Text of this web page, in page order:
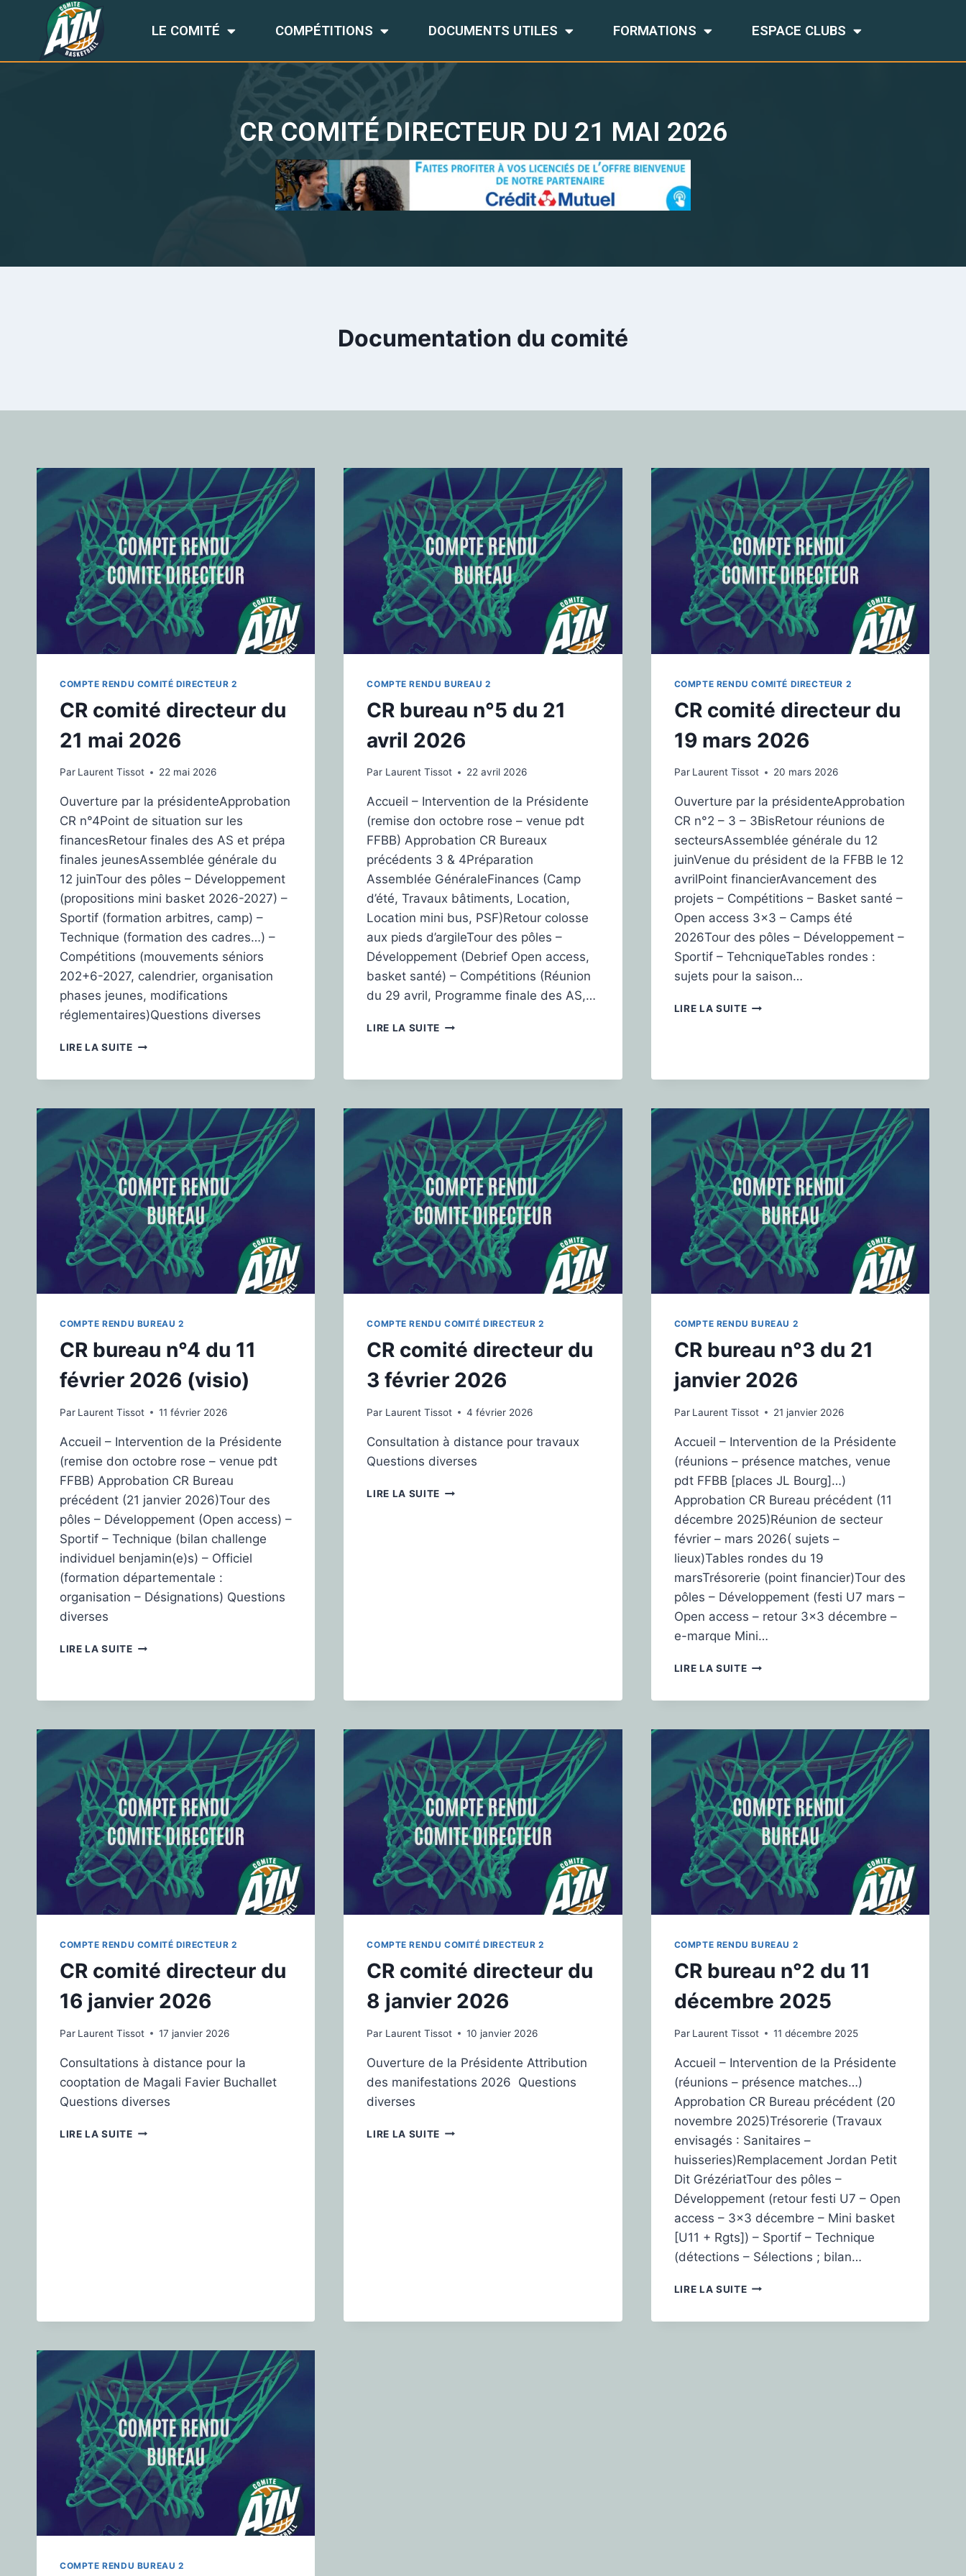
LE COMITÉ COMPÉTITIONS DOCUMENTS UTILES FORMATIONS ESPACE CLUBS
CR COMITÉ DIRECTEUR DU 21 MAI 2026
Documentation du comité
COMPTE RENDU COMITÉ DIRECTEUR 2
CR comité directeur du
21 mai 2026
Par Laurent Tissot 22 mai 2026
Ouverture par la présidenteApprobation
CR n°4Point de situation sur les
financesRetour finales des AS et prépa
finales jeunesAssemblée générale du
12 juinTour des pôles – Développement
(propositions mini basket 2026-2027) –
Sportif (formation arbitres, camp) –
Technique (formation des cadres…) –
Compétitions (mouvements séniors
202+6-2027, calendrier, organisation
phases jeunes, modifications
réglementaires)Questions diverses
LIRE LA SUITE
COMPTE RENDU BUREAU 2
CR bureau n°5 du 21
avril 2026
Par Laurent Tissot 22 avril 2026
Accueil – Intervention de la Présidente
(remise don octobre rose – venue pdt
FFBB) Approbation CR Bureaux
précédents 3 & 4Préparation
Assemblée GénéraleFinances (Camp
d’été, Travaux bâtiments, Location,
Location mini bus, PSF)Retour colosse
aux pieds d’argileTour des pôles –
Développement (Debrief Open access,
basket santé) – Compétitions (Réunion
du 29 avril, Programme finale des AS,…
LIRE LA SUITE
COMPTE RENDU COMITÉ DIRECTEUR 2
CR comité directeur du
19 mars 2026
Par Laurent Tissot 20 mars 2026
Ouverture par la présidenteApprobation
CR n°2 – 3 – 3BisRetour réunions de
secteursAssemblée générale du 12
juinVenue du président de la FFBB le 12
avrilPoint financierAvancement des
projets – Compétitions – Basket santé –
Open access 3×3 – Camps été
2026Tour des pôles – Développement –
Sportif – TehcniqueTables rondes :
sujets pour la saison…
LIRE LA SUITE
COMPTE RENDU BUREAU 2
CR bureau n°4 du 11
février 2026 (visio)
Par Laurent Tissot 11 février 2026
Accueil – Intervention de la Présidente
(remise don octobre rose – venue pdt
FFBB) Approbation CR Bureau
précédent (21 janvier 2026)Tour des
pôles – Développement (Open access) –
Sportif – Technique (bilan challenge
individuel benjamin(e)s) – Officiel
(formation départementale :
organisation – Désignations) Questions
diverses
LIRE LA SUITE
COMPTE RENDU COMITÉ DIRECTEUR 2
CR comité directeur du
3 février 2026
Par Laurent Tissot 4 février 2026
Consultation à distance pour travaux
Questions diverses
LIRE LA SUITE
COMPTE RENDU BUREAU 2
CR bureau n°3 du 21
janvier 2026
Par Laurent Tissot 21 janvier 2026
Accueil – Intervention de la Présidente
(réunions – présence matches, venue
pdt FFBB [places JL Bourg]…)
Approbation CR Bureau précédent (11
décembre 2025)Réunion de secteur
février – mars 2026( sujets –
lieux)Tables rondes du 19
marsTrésorerie (point financier)Tour des
pôles – Développement (festi U7 mars –
Open access – retour 3×3 décembre –
e-marque Mini…
LIRE LA SUITE
COMPTE RENDU COMITÉ DIRECTEUR 2
CR comité directeur du
16 janvier 2026
Par Laurent Tissot 17 janvier 2026
Consultations à distance pour la
cooptation de Magali Favier Buchallet
Questions diverses
LIRE LA SUITE
COMPTE RENDU COMITÉ DIRECTEUR 2
CR comité directeur du
8 janvier 2026
Par Laurent Tissot 10 janvier 2026
Ouverture de la Présidente Attribution
des manifestations 2026 Questions
diverses
LIRE LA SUITE
COMPTE RENDU BUREAU 2
CR bureau n°2 du 11
décembre 2025
Par Laurent Tissot 11 décembre 2025
Accueil – Intervention de la Présidente
(réunions – présence matches…)
Approbation CR Bureau précédent (20
novembre 2025)Trésorerie (Travaux
envisagés : Sanitaires –
huisseries)Remplacement Jordan Petit
Dit GrézériatTour des pôles –
Développement (retour festi U7 – Open
access – 3×3 décembre – Mini basket
[U11 + Rgts]) – Sportif – Technique
(détections – Sélections ; bilan…
LIRE LA SUITE
COMPTE RENDU BUREAU 2